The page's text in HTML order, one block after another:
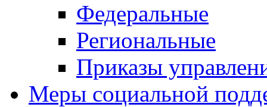
Федеральные
Региональные
Приказы
Меры социальной